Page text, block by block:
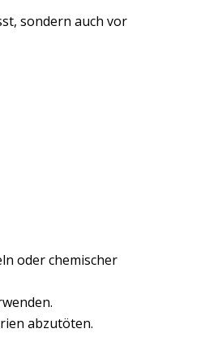
sondern auch vor
oder chemischer
abzutöten.